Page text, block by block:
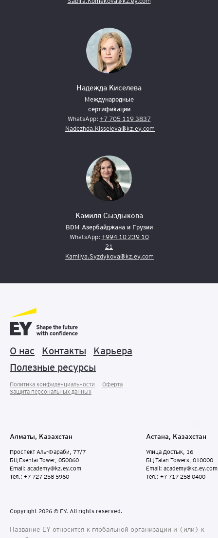
Надежда Киселева
Международные
сертификации
WhatsApp: +7 705 119 3837
Nadezhda.Kisseleva@kz.ey.com
Камиля Сыздыкова
BDM Азербайджана и Грузии
WhatsApp: +994 10 239 10
21
Kamilya.Syzdykova@kz.ey.com
О нас Контакты
Карьера
Полезные ресурсы
Политика конфиденциальности
Оферта
Защита персональных данныx
Алматы, Казахстан
Проспект Аль-Фараби, 77/7
БЦ Esentai Tower, 050060
Email: academy@kz.ey.com
Тел.: +7 727 258 5960
Астана, Казахстан
Улица Достык, 16
БЦ Talan Towers, 010000
Email: academy@kz.ey.com
Тел.: +7 717 258 0400
Copyright 2026 © EY. All rights reserved.
Название EY относится к глобальной организации и (или) к